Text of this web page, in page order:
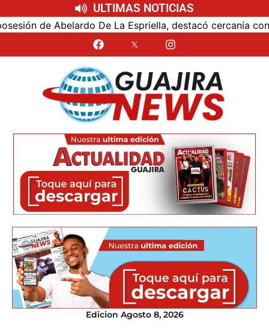
ULTIMAS NOTICIAS
de Abelardo De La Espriella, destacó cercanía con el
Edicion Agosto 8, 2026